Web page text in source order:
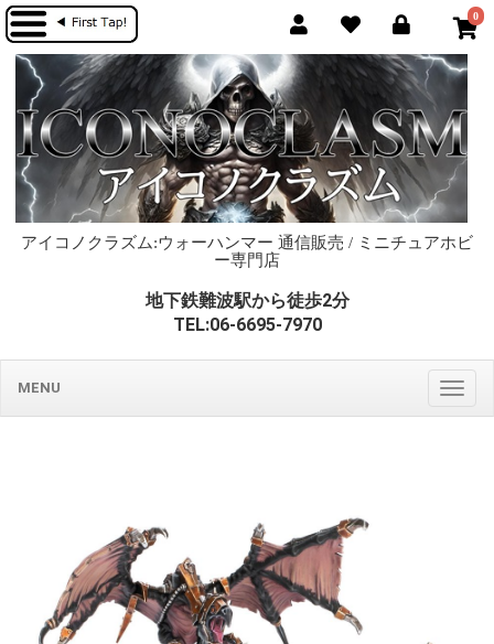
0
アイコノクラズム:ウォーハンマー 通信販売 / ミニチュアホビ
ー専門店
地下鉄難波駅から徒歩2分
TEL:06-6695-7970
MENU